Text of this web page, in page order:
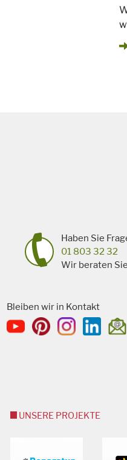
Haben Sie
01 803 32 32
Wir beraten
Bleiben wir in Kontakt
UNSERE PROJEKTE